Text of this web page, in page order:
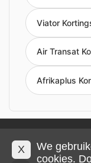
Viator
Air Transat
Afrikaplus
Privacy en cookies
X
We
cookies.